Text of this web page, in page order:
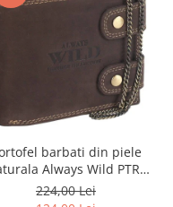
barbati din piele
Always Wild PTR-
2900-BIC
224,00 Lei